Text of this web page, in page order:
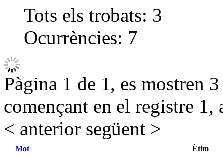
Tots els trobats: 3
Ocurrències: 7
Pàgina 1 de 1, es mostren
començant en el registre 1,
< anterior següent >
Mot Ètim